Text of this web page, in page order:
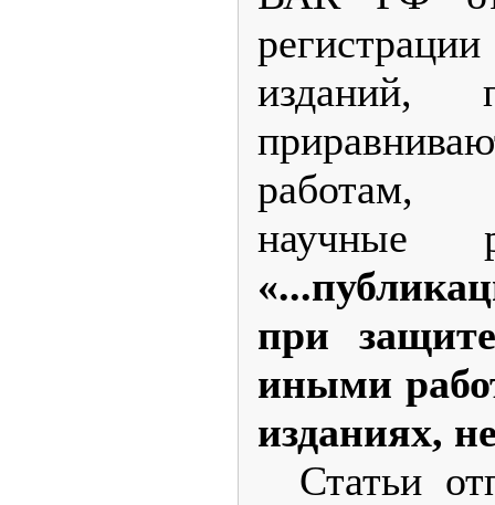
изданий,
работам,
научные
при
иными
изданиях,
Статьи